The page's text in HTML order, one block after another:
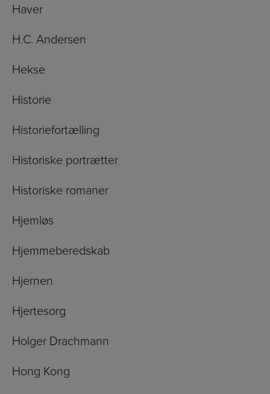
Haver
H.C. Andersen
Hekse
Historie
Historiefortælling
Historiske portrætter
Historiske romaner
Hjemløs
Hjemmeberedskab
Hjernen
Hjertesorg
Holger Drachmann
Hong Kong